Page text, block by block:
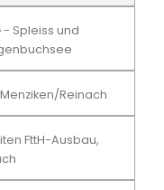
- Spleiss und
Reinach
FttH-Ausbau,